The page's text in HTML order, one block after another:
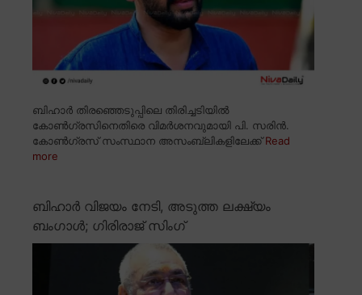
ബിഹാർ തിരഞ്ഞെടുപ്പിലെ തിരിച്ചടിയിൽ
കോൺഗ്രസിനെതിരെ വിമർശനവുമായി പി. സരിൻ.
കോൺഗ്രസ് സംസ്ഥാന അസംബ്ലികളിലേക്ക്Read
more
ബിഹാർ വിജയം നേടി, അടുത്ത ലക്ഷ്യം
ബംഗാൾ; ഗിരിരാജ് സിംഗ്